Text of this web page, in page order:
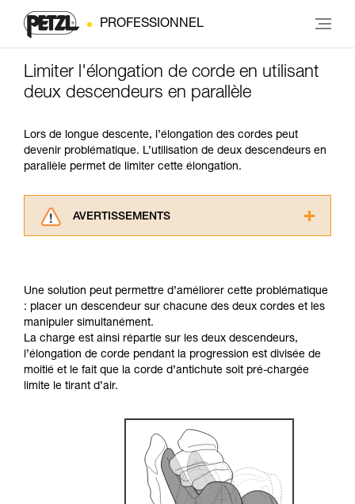
PROFESSIONNEL
Limiter l'élongation de corde en utilisant
deux descendeurs en parallèle
Lors de longue descente, l’élongation des cordes peut
devenir problématique. L’utilisation de deux descendeurs en
parallèle permet de limiter cette élongation.
AVERTISSEMENTS
informations de la notice technique pour
pouvoir comprendre ce complément
d’informations.
Maîtriser ces techniques nécessite une
formation et un entraînement spécifique. Validez
avec un professionnel votre capacité à refaire
la manipulation, seul, en toute sécurité, avant
Nous donnons des exemples de techniques
liées à votre activité. Il peut en exister d’autres
que nous ne décrivons pas ici.
Une solution peut permettre d’améliorer cette problématique
: placer un descendeur sur chacune des deux cordes et les
manipuler simultanément.
La charge est ainsi répartie sur les deux descendeurs,
l’élongation de corde pendant la progression est divisée de
moitié et le fait que la corde d’antichute soit pré-chargée
limite le tirant d’air.